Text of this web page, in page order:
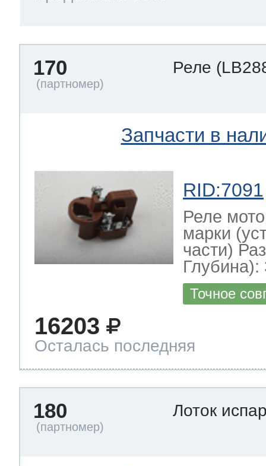
170 Реле
Запчасти в
RID:7091
Реле
марки
части)
Глубина):
Точное
16203
Осталась последняя
180 Лоток